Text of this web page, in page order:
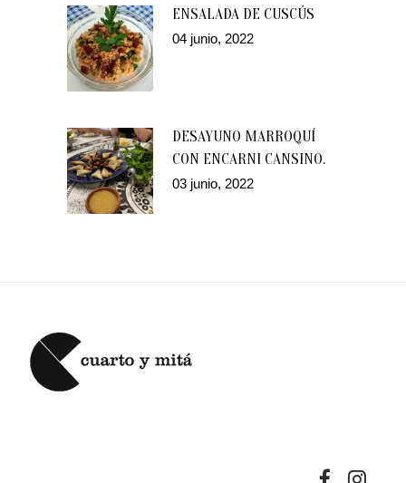
ENSALADA DE CUSCÚS
04 junio, 2022
DESAYUNO MARROQUÍ
CON ENCARNI CANSINO.
03 junio, 2022